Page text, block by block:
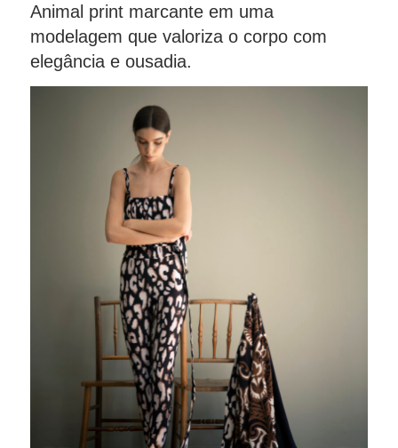
Animal print marcante em uma
modelagem que valoriza o corpo com
elegância e ousadia.